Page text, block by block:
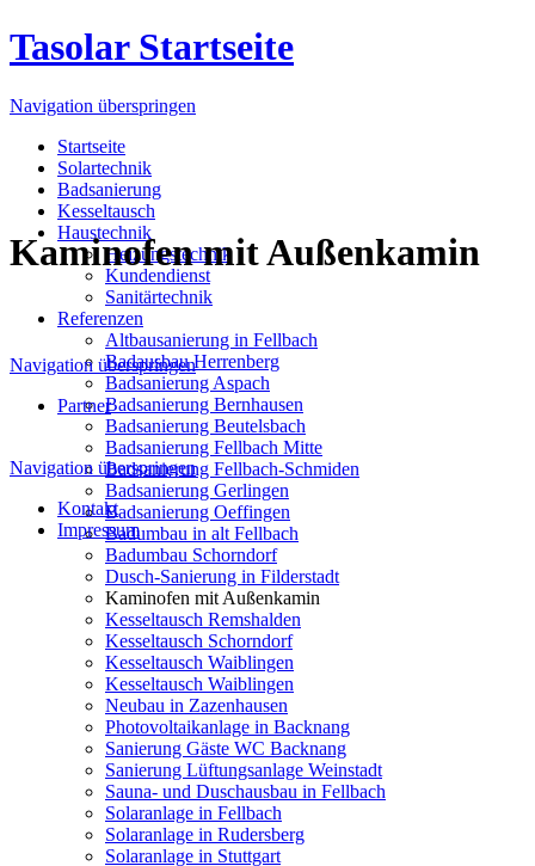
Tasolar Startseite
Navigation überspringen
Startseite
Solartechnik
Badsanierung
Kesseltausch
Haustechnik
Heizungstechnik
Kundendienst
Sanitärtechnik
Referenzen
Altbausanierung in Fellbach
Badausbau Herrenberg
Badsanierung Aspach
Badsanierung Bernhausen
Badsanierung Beutelsbach
Badsanierung Fellbach Mitte
Badsanierung Fellbach-Schmiden
Badsanierung Gerlingen
Badsanierung Oeffingen
Badumbau in alt Fellbach
Badumbau Schorndorf
Dusch-Sanierung in Filderstadt
Kaminofen mit Außenkamin
Kesseltausch Remshalden
Kesseltausch Schorndorf
Kesseltausch Waiblingen
Kesseltausch Waiblingen
Neubau in Zazenhausen
Photovoltaikanlage in Backnang
Sanierung Gäste WC Backnang
Sanierung Lüftungsanlage Weinstadt
Sauna- und Duschausbau in Fellbach
Solaranlage in Fellbach
Solaranlage in Rudersberg
Solaranlage in Stuttgart
Kaminofen mit Außenkamin
Navigation überspringen
Partner
Navigation überspringen
Kontakt
Impressum